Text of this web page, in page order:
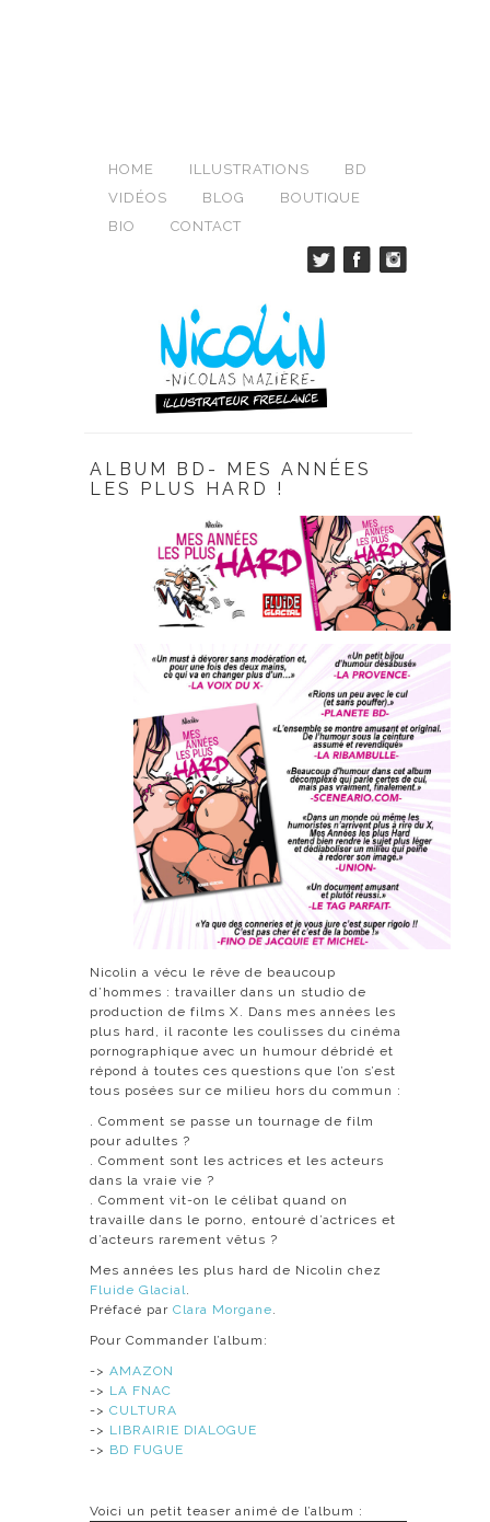
HOME ILLUSTRATIONS
BD
VIDÉOS
BLOG
BOUTIQUE
BIO
CONTACT
ALBUM BD- MES ANNÉES
LES PLUS HARD !
Nicolin a vécu le rêve de beaucoup
d’hommes : travailler dans un studio de
production de films X. Dans mes années les
plus hard, il raconte les coulisses du cinéma
pornographique avec un humour débridé et
répond à toutes ces questions que l’on s’est
tous posées sur ce milieu hors du commun :
. Comment se passe un tournage de film
pour adultes ?
. Comment sont les actrices et les acteurs
dans la vraie vie ?
. Comment vit-on le célibat quand on
travaille dans le porno, entouré d’actrices et
d’acteurs rarement vêtus ?
Mes années les plus hard de Nicolin chez
Fluide Glacial.
Préfacé par Clara Morgane.
Pour Commander l’album:
-> AMAZON
-> LA FNAC
-> CULTURA
-> LIBRAIRIE DIALOGUE
-> BD FUGUE
Voici un petit teaser animé de l’album :